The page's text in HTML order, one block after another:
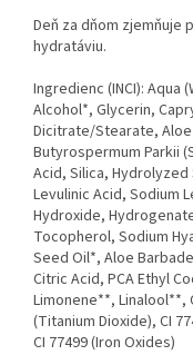
Deň za dňom zjemňuje
hydratáviu.
Ingredienc (INCI): Aqua
Alcohol*, Glycerin,
Dicitrate/Stearate,
Butyrospermum Parkii
Acid, Silica, Hydrolyzed
Levulinic Acid, Sodium
Hydroxide,
Tocopherol, Sodium
Seed Oil*, Aloe
Citric Acid, PCA Ethyl
Limonene**, Linalool**,
(Titanium Dioxide), CI
CI 77499 (Iron Oxides)